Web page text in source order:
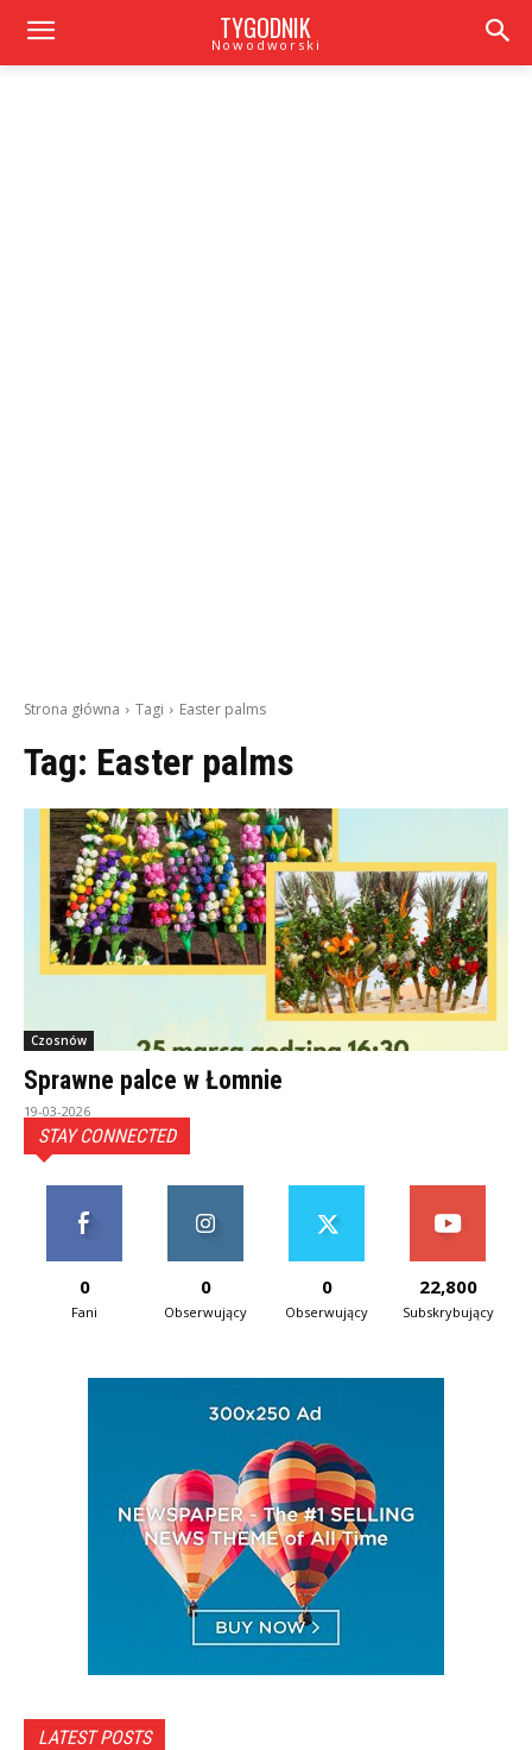
TYGODNIK
Nowodworski
Strona główna Tagi Easter palms
Tag: Easter palms
Czosnów
Sprawne palce w Łomnie
19-03-2026
STAY CONNECTED
0
Fani
0
Obserwujący
0
Obserwujący
22,800
Subskrybujący
LATEST POSTS